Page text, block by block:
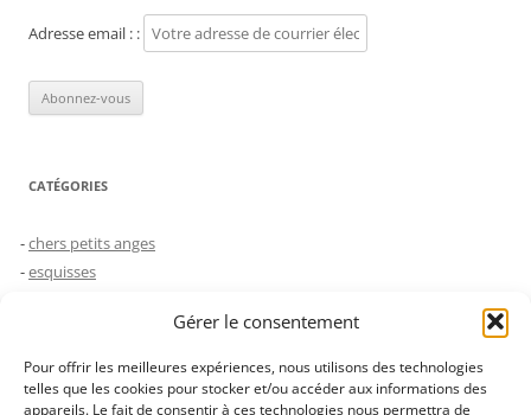
Gérer le consentement
Pour offrir les meilleures expériences, nous utilisons des technologies
telles que les cookies pour stocker et/ou accéder aux informations des
appareils. Le fait de consentir à ces technologies nous permettra de
Adresse email : :
CATÉGORIES
chers petits anges
esquisses
le choc des générations
Non classé
saynètes